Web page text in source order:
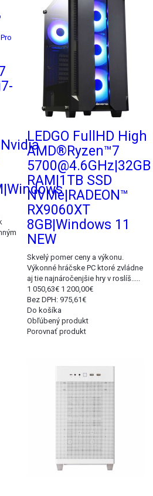
LEDGO FullHD High
AMD®Ryzen™7
5700@4.6GHz|32GB
RAM|1TB SSD
NVMe|RADEON™
RX9060XT
8GB|Windows 11
NEW
Skvelý pomer ceny a výkonu.
Výkonné hráčske PC ktoré zvládne
aj tie najnáročenjšie hry v roslíš.....
1 050,63€ 1 200,00€
Bez DPH: 975,61€
Do košíka
Obľúbený produkt
Porovnať produkt